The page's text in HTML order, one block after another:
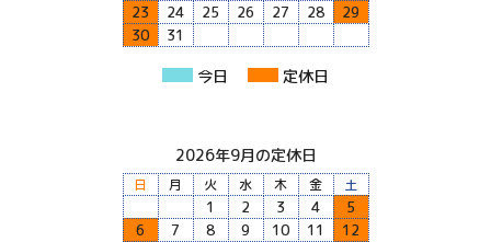
23
24 25 26 27 28
29
30
31
今日 定休日
2026年9月の定休日
日 月 火 水 木 金 土
1 2 3 4
5
6
7 8 9 10 11
12